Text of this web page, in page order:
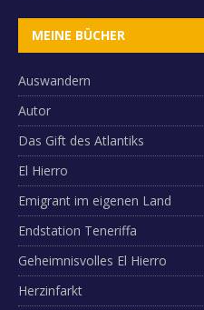
MEINE BÜCHER
Auswandern
Autor
Das Gift des Atlantiks
El Hierro
Emigrant im eigenen Land
Endstation Teneriffa
Geheimnisvolles El Hierro
Herzinfarkt